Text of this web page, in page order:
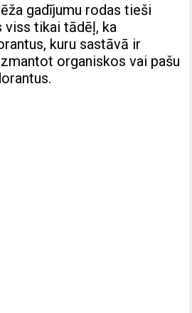
gadījumu rodas tieši
viss tikai tādēļ, ka
kuru sastāvā ir
organiskos vai pašu